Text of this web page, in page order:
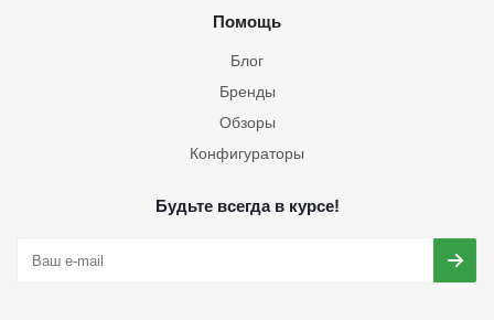
Помощь
Блог
Бренды
Обзоры
Конфигураторы
Будьте всегда в курсе!